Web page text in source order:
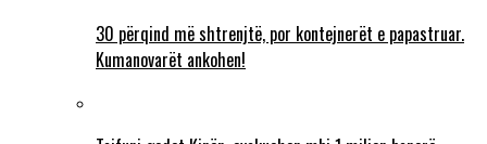
30 përqind më shtrenjtë, por kontejnerët e papastruar.
Kumanovarët ankohen!